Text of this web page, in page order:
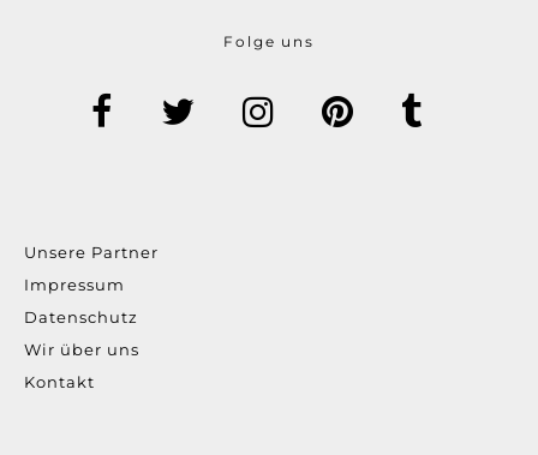
Folge uns
Unsere Partner
Impressum
Datenschutz
Wir über uns
Kontakt